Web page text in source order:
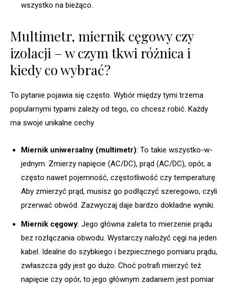
wszystko na bieżąco.
Multimetr, miernik cęgowy czy
izolacji – w czym tkwi różnica i
kiedy co wybrać?
To pytanie pojawia się często. Wybór między tymi trzema
popularnymi typami zależy od tego, co chcesz robić. Każdy
ma swoje unikalne cechy.
Miernik uniwersalny (multimetr): To takie wszystko-w-
jednym. Zmierzy napięcie (AC/DC), prąd (AC/DC), opór, a
często nawet pojemność, częstotliwość czy temperaturę.
Aby zmierzyć prąd, musisz go podłączyć szeregowo, czyli
przerwać obwód. Zazwyczaj daje bardzo dokładne wyniki.
Miernik cęgowy: Jego główna zaleta to mierzenie prądu
bez rozłączania obwodu. Wystarczy nałożyć cęgi na jeden
kabel. Idealne do szybkiego i bezpiecznego pomiaru prądu,
zwłaszcza gdy jest go dużo. Choć potrafi mierzyć też
napięcie czy opór, to jego głównym zadaniem jest pomiar